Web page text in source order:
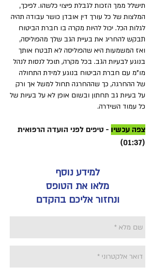
תישלל ממך הזכות לגבלת פיצוי כלשהו. לפיכך,
המלצות של כל עורך דין אובדן כושר עבודה תהיה
לגלות הכל. יכול להיות מקרה בו חברת הביטוח
תבקש להחריג את בעיית הגב שלך מהפוליסה,
ואז המשמעות היא שהפוליסה לא תבטח אותך
בנוגע לבעיות הגב. בכל מקרה, תוכל לנסות לנהל
מו"מ עם חברת הביטוח בנוגע למידת התחולה
של ההחרגה, כך שההחרגה תחול למשל אך ורק
על בעיות גב תחתון ובשום אופן לא על בעיות של
כל עמוד השידרה.
צפה עכשיו - טיפים לפני הועדה הרפואית
(01:37)
למידע נוסף
מלאו את הטופס
ונחזור אליכם בהקדם